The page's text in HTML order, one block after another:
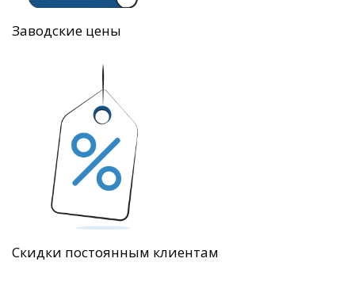
Заводские цены
Скидки постоянным клиентам